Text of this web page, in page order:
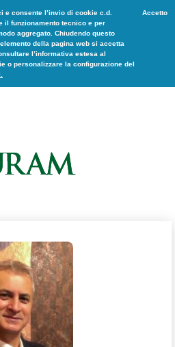
consente l’invio di cookie c.d.
il funzionamento tecnico e per
aggregato. Chiudendo questo
della pagina web si accetta
l’informativa estesa al
o personalizzare la configurazione del
Accetto